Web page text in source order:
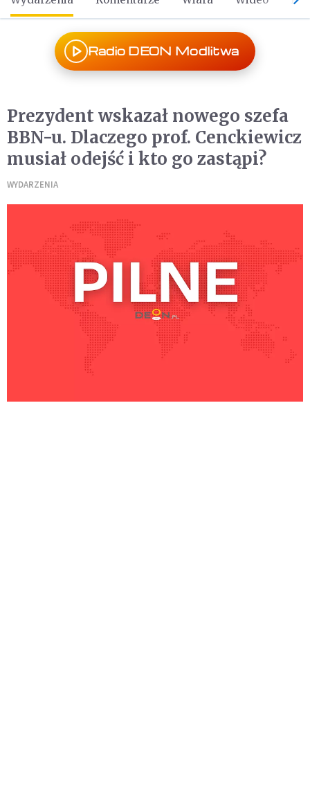
Radio DEON Modlitwa
Prezydent wskazał nowego szefa
BBN-u. Dlaczego prof. Cenckiewicz
musiał odejść i kto go zastąpi?
WYDARZENIA